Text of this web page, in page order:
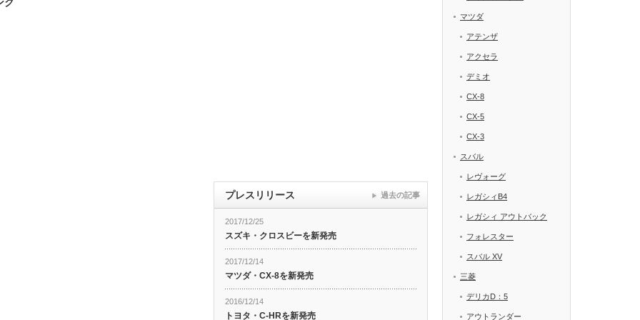
プレスリリース
2017/12/25
スズキ・クロスビーを新発売
2017/12/14
マツダ・CX-8を新発売
2016/12/14
トヨタ・C-HRを新発売
過去の記事
マツダ
アテンザ
アクセラ
デミオ
CX-8
CX-5
CX-3
スバル
レヴォーグ
レガシィB4
レガシィ アウトバック
フォレスター
スバル XV
三菱
デリカD：5
アウトランダー